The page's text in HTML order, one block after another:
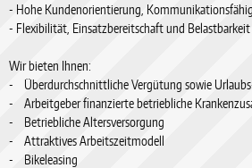
- Hohe Kundenorientierung,
- Flexibilität, Einsatzbereitschaft und Belastbarkeit
Wir bieten Ihnen:
- Überdurchschnittliche Vergütung sowie
- Arbeitgeber finanzierte betriebliche
- Betriebliche Altersversorgung
- Attraktives Arbeitszeitmodell
- Bikeleasing